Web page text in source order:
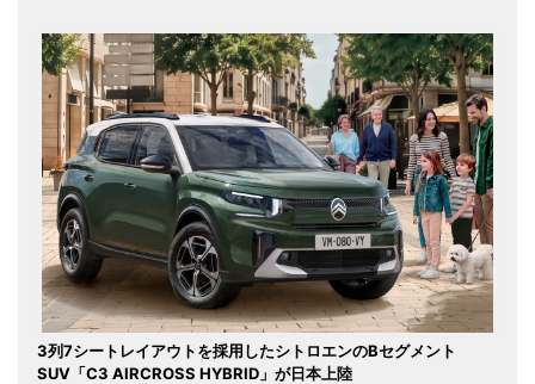
3列7シートレイアウトを採用したシトロエンのBセグメント
SUV「C3 AIRCROSS HYBRID」が日本上陸